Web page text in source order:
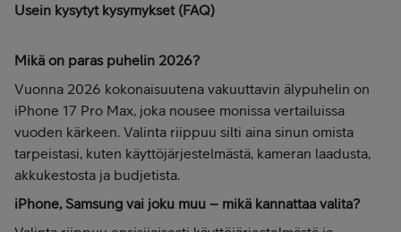
Usein kysytyt kysymykset (FAQ)
Mikä on paras puhelin 2026?
Vuonna 2026 kokonaisuutena vakuuttavin älypuhelin on
iPhone 17 Pro Max, joka nousee monissa vertailuissa
vuoden kärkeen. Valinta riippuu silti aina sinun omista
tarpeistasi, kuten käyttöjärjestelmästä, kameran laadusta,
akkukestosta ja budjetista.
iPhone, Samsung vai joku muu – mikä kannattaa valita?